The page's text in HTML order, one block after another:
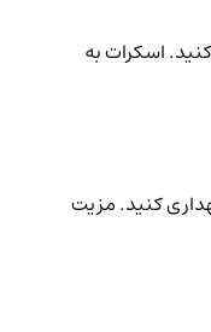
کنید. اسکرات به
کنید. مزیت